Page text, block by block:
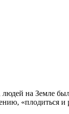
людей на Земле
«плодиться